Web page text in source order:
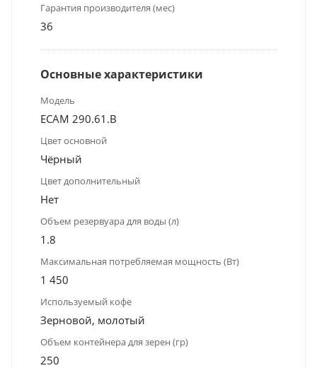
Гарантия производителя (мес)
36
Основные характеристики
Модель
ECAM 290.61.B
Цвет основной
Чёрный
Цвет дополнительный
Нет
Объем резервуара для воды (л)
1.8
Максимальная потребляемая мощность (Вт)
1 450
Используемый кофе
Зерновой, молотый
Объем контейнера для зерен (гр)
250